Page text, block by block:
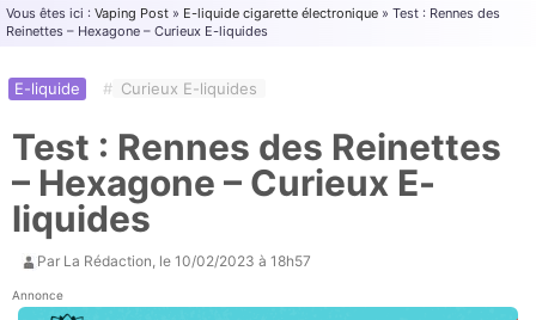
Vous êtes ici : Vaping Post » E-liquide cigarette électronique » Test : Rennes des
Reinettes – Hexagone – Curieux E-liquides
Test : Rennes des Reinettes
– Hexagone – Curieux E-
liquides
E-liquide # Curieux E-liquides
Par La Rédaction, le 10/02/2023 à 18h57
Annonce